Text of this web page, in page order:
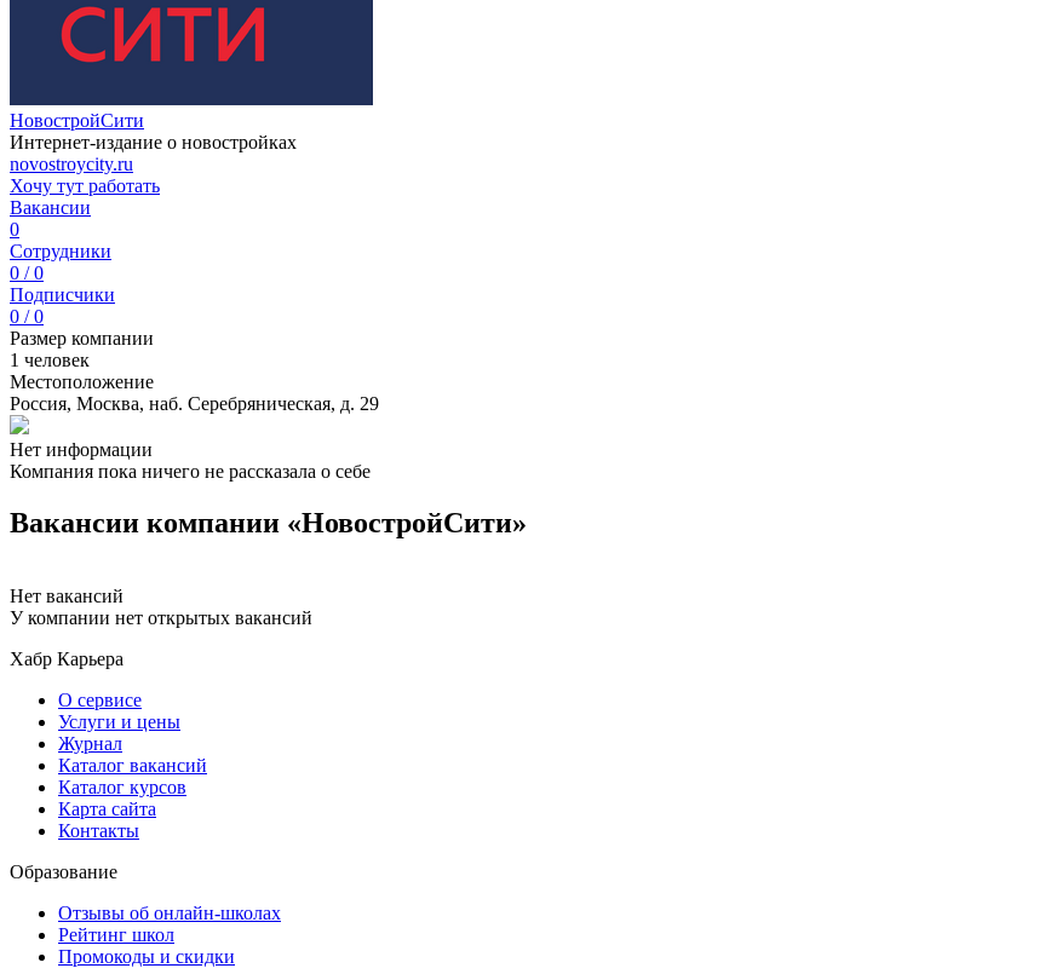
НовостройСити
Интернет-издание о новостройках
novostroycity.ru
Хочу тут работать
Вакансии
0
Сотрудники
0 / 0
Подписчики
0 / 0
Размер компании
1 человек
Местоположение
Россия, Москва, наб. Серебряническая, д. 29
Нет информации
Компания пока ничего не рассказала о себе
Вакансии компании «НовостройСити»
Нет вакансий
У компании нет открытых вакансий
Хабр Карьера
О сервисе
Услуги и цены
Журнал
Каталог вакансий
Каталог курсов
Карта сайта
Контакты
Образование
Отзывы об онлайн-школах
Рейтинг школ
Промокоды и скидки